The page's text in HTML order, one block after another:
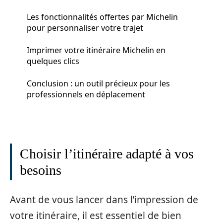
Les fonctionnalités offertes par Michelin
pour personnaliser votre trajet
Imprimer votre itinéraire Michelin en
quelques clics
Conclusion : un outil précieux pour les
professionnels en déplacement
Choisir l’itinéraire adapté à vos
besoins
Avant de vous lancer dans l’impression de
votre itinéraire, il est essentiel de bien